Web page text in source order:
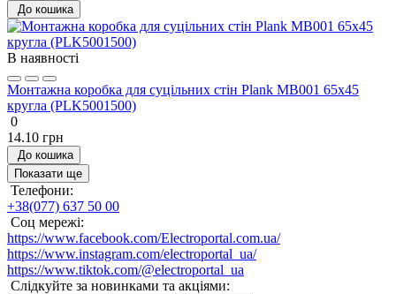
До кошика
В наявності
Монтажна коробка для суцільних стін Plank MB001 65x45
кругла (PLK5001500)
0
14.10 грн
До кошика
Показати ще
Телефони:
+38(077) 637 50 00
Соц мережі:
https://www.facebook.com/Electroportal.com.ua/
https://www.instagram.com/electroportal_ua/
https://www.tiktok.com/@electroportal_ua
Слідкуйте за новинками та акціями: